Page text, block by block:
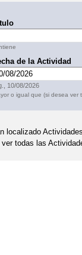
de la Actividad
10/08/2026
o igual que (si desea ver
localizado
todas las